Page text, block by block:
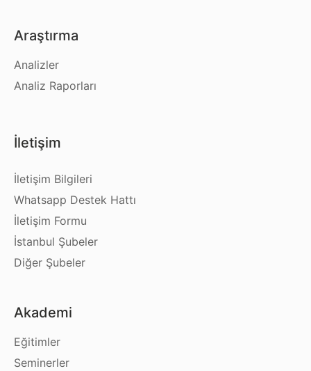
Araştırma
Analizler
Analiz Raporları
İletişim
İletişim Bilgileri
Whatsapp Destek Hattı
İletişim Formu
İstanbul Şubeler
Diğer Şubeler
Akademi
Eğitimler
Seminerler